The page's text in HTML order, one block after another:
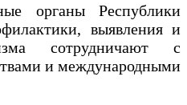
органы Республики
выявления и
сотрудничают с
и международными